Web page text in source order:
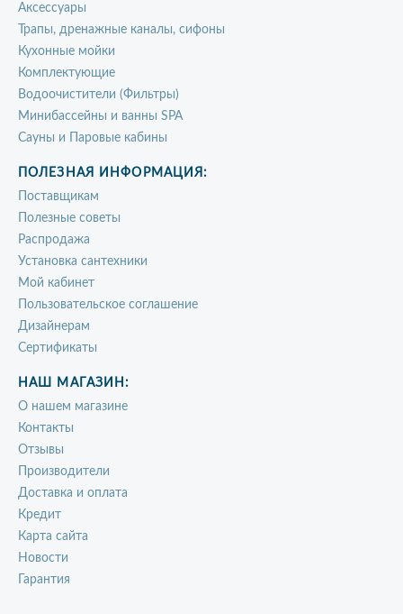
Аксессуары
Трапы, дренажные каналы, сифоны
Кухонные мойки
Комплектующие
Водоочистители (Фильтры)
Минибассейны и ванны SPA
Сауны и Паровые кабины
ПОЛЕЗНАЯ ИНФОРМАЦИЯ:
Поставщикам
Полезные советы
Распродажа
Установка сантехники
Мой кабинет
Пользовательское соглашение
Дизайнерам
Сертификаты
НАШ МАГАЗИН:
О нашем магазине
Контакты
Отзывы
Производители
Доставка и оплата
Кредит
Карта сайта
Новости
Гарантия